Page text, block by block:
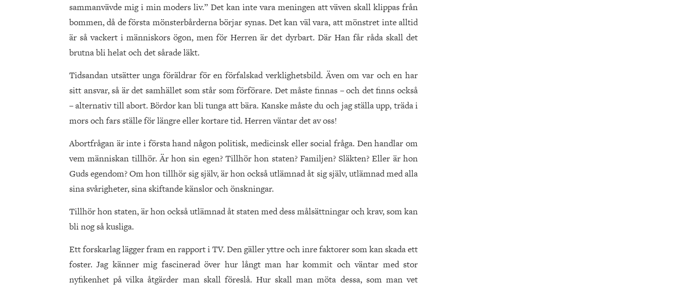
sammanvävde mig i min moders liv.” Det kan inte vara meningen att väven skall klippas från
bommen, då de första mönsterbårderna börjar synas. Det kan väl vara, att mönstret inte alltid
är så vackert i människors ögon, men för Herren är det dyrbart. Där Han får råda skall det
brutna bli helat och det sårade läkt.
Tidsandan utsätter unga föräldrar för en förfalskad verklighetsbild. Även om var och en har
sitt ansvar, så är det samhället som står som förförare. Det måste finnas – och det finns också
– alternativ till abort. Bördor kan bli tunga att bära. Kanske måste du och jag ställa upp, träda i
mors och fars ställe för längre eller kortare tid. Herren väntar det av oss!
Abortfrågan är inte i första hand någon politisk, medicinsk eller social fråga. Den handlar om
vem människan tillhör. Är hon sin egen? Tillhör hon staten? Familjen? Släkten? Eller är hon
Guds egendom? Om hon tillhör sig själv, är hon också utlämnad åt sig själv, utlämnad med alla
sina svårigheter, sina skiftande känslor och önskningar.
Tillhör hon staten, är hon också utlämnad åt staten med dess målsättningar och krav, som kan
bli nog så kusliga.
Ett forskarlag lägger fram en rapport i TV. Den gäller yttre och inre faktorer som kan skada ett
foster. Jag känner mig fascinerad över hur långt man har kommit och väntar med stor
nyfikenhet på vilka åtgärder man skall föreslå. Hur skall man möta dessa, som man vet